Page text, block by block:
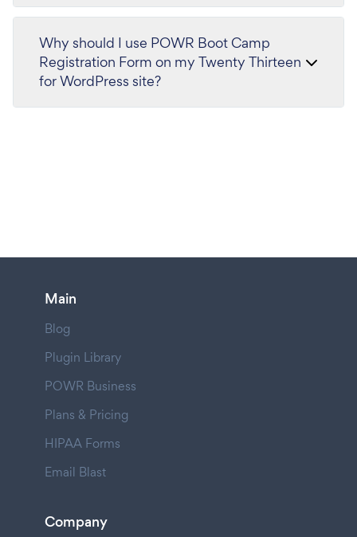
Why should I use POWR Boot Camp
Registration Form on my Twenty Thirteen
for WordPress site?
Main
Blog
Plugin Library
POWR Business
Plans & Pricing
HIPAA Forms
Email Blast
Company